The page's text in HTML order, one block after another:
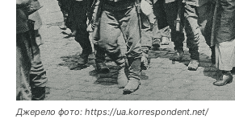
Джерело фото: https://ua.korrespondent.net/